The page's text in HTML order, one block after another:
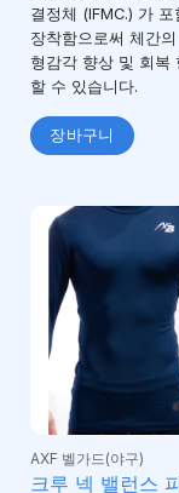
결정체 (IFMC.) 가 포
장착함으로써 체간
형감각 향상 및 회복
할 수 있습니다.
장바구니
AXF 벨가드(야구)
크루 넥 밸런스